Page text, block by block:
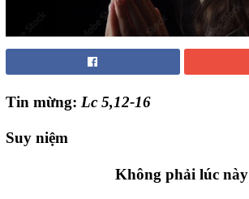
Tin mừng: Lc 5,12-16
Suy niệm
Không phải lúc này